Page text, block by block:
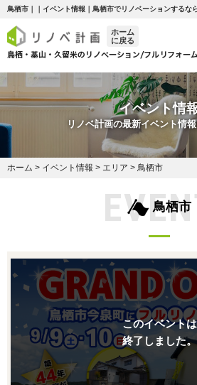
鳥栖市｜｜イベント情報｜鳥栖市でリノベーションする
ホーム
に戻る
イベント情
リノベ計画の最新イベント情
ホーム > イベント情報 > エリア > 鳥栖市
鳥栖市
このイベントは
終了しました。